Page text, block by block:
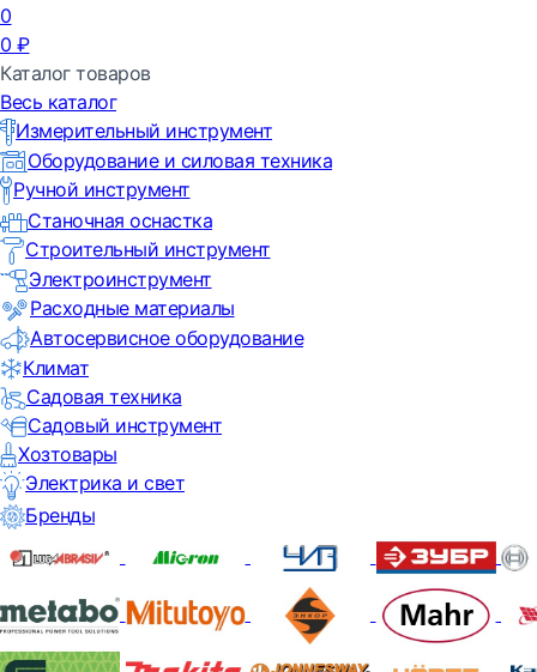
0
0 ₽
Каталог товаров
Весь каталог
Измерительный инструмент
Оборудование и силовая техника
Ручной инструмент
Станочная оснастка
Строительный инструмент
Электроинструмент
Расходные материалы
Автосервисное оборудование
Климат
Садовая техника
Садовый инструмент
Хозтовары
Электрика и свет
Бренды